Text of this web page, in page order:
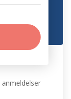
anmeldelser